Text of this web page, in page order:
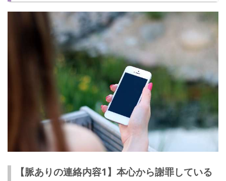
【脈ありの連絡内容1】本心から謝罪している